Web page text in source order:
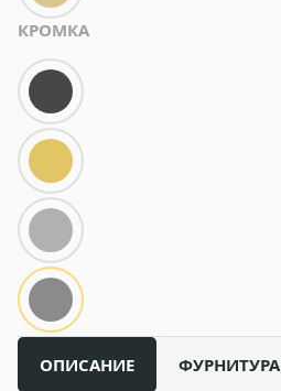
КРОМКА
ОПИСАНИЕ ФУРНИТУРА